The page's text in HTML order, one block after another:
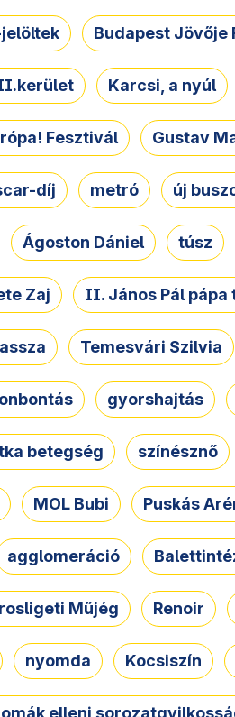
Budapest Jövője
Karcsi, a nyúl
Fesztivál Gustav
díj metró új
Ágoston Dániel túsz
Zaj II. János Pál pápa
Temesvári Szilvia
gyorshajtás
betegség színésznő
MOL Bubi Puskás
agglomeráció
Műjég Renoir
nyomda Kocsiszín
elleni